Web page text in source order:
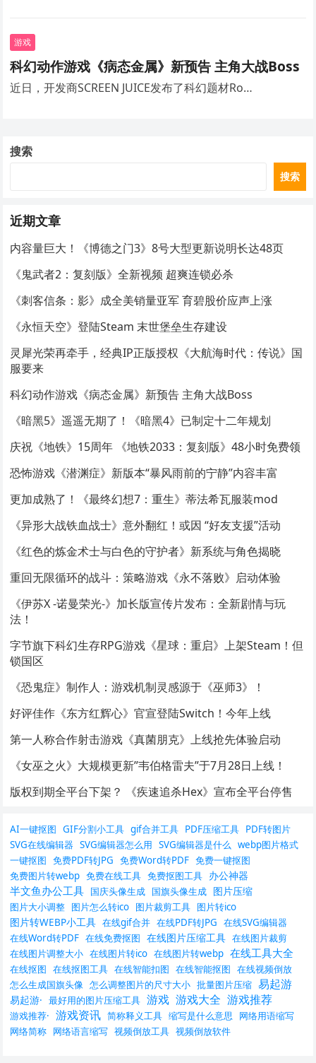
游戏
科幻动作游戏《病态金属》新预告 主角大战Boss
近日，开发商SCREEN JUICE发布了科幻题材Ro…
搜索
搜索
近期文章
内容量巨大！《博德之门3》8号大型更新说明长达48页
《鬼武者2：复刻版》全新视频 超爽连锁必杀
《刺客信条：影》成全美销量亚军 育碧股价应声上涨
《永恒天空》登陆Steam 末世堡垒生存建设
灵犀光荣再牵手，经典IP正版授权《大航海时代：传说》国
服要来
科幻动作游戏《病态金属》新预告 主角大战Boss
《暗黑5》遥遥无期了！《暗黑4》已制定十二年规划
庆祝《地铁》15周年 《地铁2033：复刻版》48小时免费领
恐怖游戏《潜渊症》新版本“暴风雨前的宁静”内容丰富
更加成熟了！《最终幻想7：重生》蒂法希瓦服装mod
《异形大战铁血战士》意外翻红！或因 “好友支援”活动
《红色的炼金术士与白色的守护者》新系统与角色揭晓
重回无限循环的战斗：策略游戏《永不落败》启动体验
《伊苏X -诺曼荣光-》加长版宣传片发布：全新剧情与玩
法！
字节旗下科幻生存RPG游戏《星球：重启》上架Steam！但
锁国区
《恐鬼症》制作人：游戏机制灵感源于《巫师3》！
好评佳作《东方红辉心》官宣登陆Switch！今年上线
第一人称合作射击游戏《真菌朋克》上线抢先体验启动
《女巫之火》大规模更新”韦伯格雷夫”于7月28日上线！
版权到期全平台下架？ 《疾速追杀Hex》宣布全平台停售
AI一键抠图 GIF分割小工具 gif合并工具 PDF压缩工具 PDF转图片
SVG在线编辑器 SVG编辑器怎么用 SVG编辑器是什么 webp图片格式
一键抠图 免费PDF转JPG 免费Word转PDF 免费一键抠图
免费图片转webp 免费在线工具 免费抠图工具 办公神器
半文鱼办公工具 国庆头像生成 国旗头像生成 图片压缩
图片大小调整 图片怎么转ico 图片裁剪工具 图片转ico
图片转WEBP小工具 在线gif合并 在线PDF转JPG 在线SVG编辑器
在线Word转PDF 在线免费抠图 在线图片压缩工具 在线图片裁剪
在线图片调整大小 在线图片转ico 在线图片转webp 在线工具大全
在线抠图 在线抠图工具 在线智能扣图 在线智能抠图 在线视频倒放
怎么生成国旗头像 怎么调整图片的尺寸大小 批量图片压缩 易起游
易起游· 最好用的图片压缩工具 游戏 游戏大全 游戏推荐
游戏推荐· 游戏资讯 简称释义工具 缩写是什么意思
网络用语缩写
网络简称 网络语言缩写 视频倒放工具 视频倒放软件